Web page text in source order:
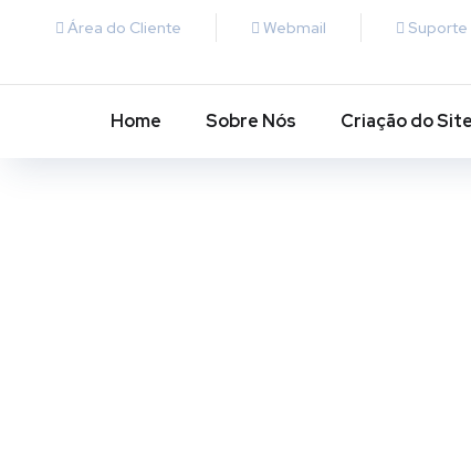
Área do Cliente Webmail Suporte
Home Sobre Nós Criação do